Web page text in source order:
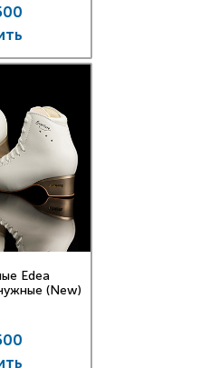
Edea
(New)